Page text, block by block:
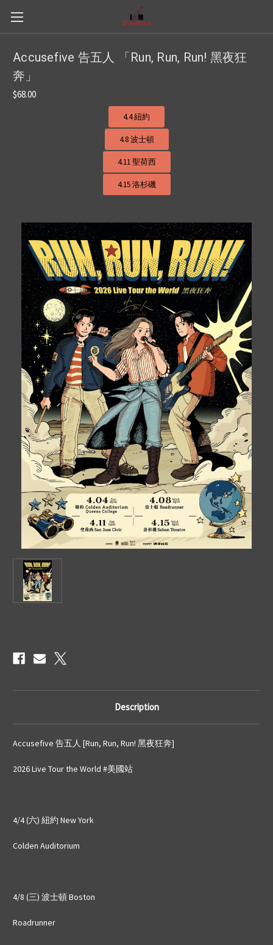
Accusefive 告五人 「Run, Run, Run! 黑夜狂
奔」
$68.00
4.4 紐約
4.8 波士頓
4.11 聖荷西
4.15 洛杉磯
Description
Accusefive 告五人 [Run, Run, Run! 黑夜狂奔]
2026 Live Tour the World #美國站
4/4 (六) 紐約 New York
Colden Auditorium
4/8 (三) 波士頓 Boston
Roadrunner